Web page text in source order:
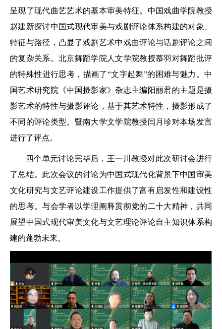
呈现了现代曲艺艺术的基本审美特征。中国戏曲学院教授
赵建新探讨中国式现代审美与戏剧评论体系构建的对象、
特征与路径，凸显了戏剧艺术中戏曲评论与话剧评论之间
的复杂关系。北京舞蹈学院人文学院教授慕羽对舞蹈批评
的特殊性进行思考，描画了“文字起舞”的困难与魅力。中
国艺术研究院《中国摄影家》杂志主编阳丽君的主题是摄
影艺术的特性与摄影评论，基于其艺术特性，摄影形成了
不同的评论类型。暨南大学文学院教授闫月珍对本场发言
进行了评点。
四个单元讨论完毕后，王一川教授对此次研讨会进行
了总结。此次会议的讨论为中国式现代化背景下中国审美
文化研究与文艺评论建设工作提供了富有启发性和建设性
的思考。与会学者以学理阐释贯彻党的二十大精神，共同
展望中国式现代审美文化与文艺理论评论自主知识体系构
建的蓬勃未来。